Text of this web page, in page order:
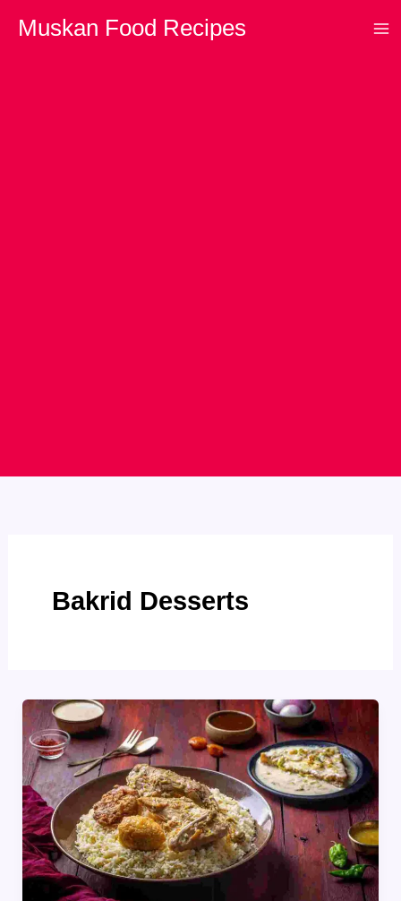
Muskan Food Recipes
Bakrid Desserts